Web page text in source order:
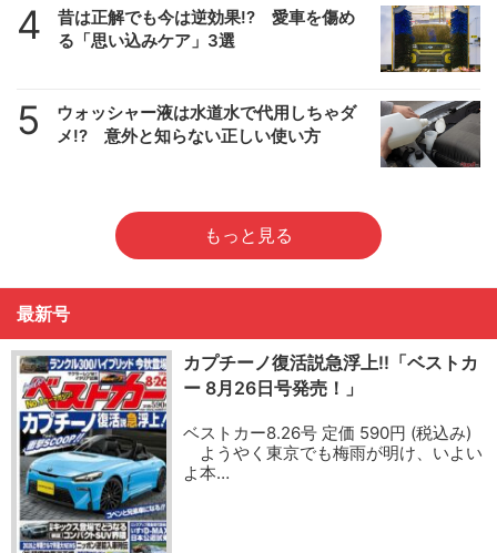
4
昔は正解でも今は逆効果!? 愛車を傷め
る「思い込みケア」3選
5
ウォッシャー液は水道水で代用しちゃダ
メ!? 意外と知らない正しい使い方
もっと見る
最新号
カプチーノ復活説急浮上!!「ベストカ
ー 8月26日号発売！」
ベストカー8.26号 定価 590円 (税込み)
ようやく東京でも梅雨が明け、いよい
よ本…